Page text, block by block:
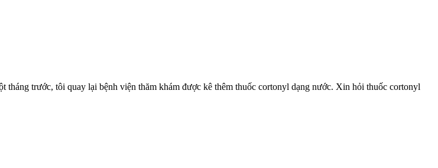
trước, tôi quay lại bệnh viện thăm khám được kê thêm thuốc cortonyl dạng nước. Xin hỏi thuốc cortonyl